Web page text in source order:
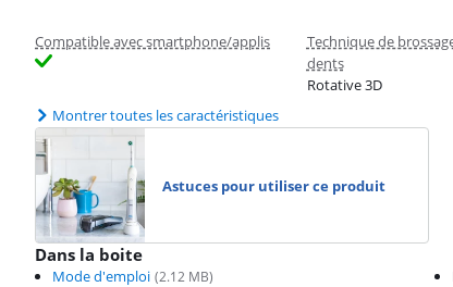
Compatible avec smartphone/applis
Technique de
dents
Rotative 3D
Montrer toutes les caractéristiques
Astuces pour utiliser ce produit
Dans la boite
Mode d'emploi (2.12 MB)